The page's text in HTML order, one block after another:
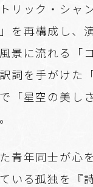
リック・シャ
を再構成し、
景に流れる「
詞を手がけた
「星空の美し
青年同士が心
いる孤独を『